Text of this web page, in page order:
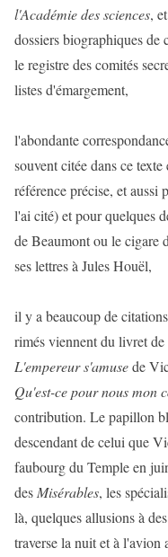
l'Académie des sciences,
dossiers biographiques de
le registre des comités
listes d'émargement,
l'abondante
souvent citée dans ce
référence précise, et aussi
l'ai cité) et pour quelques
de Beaumont ou le cigare
ses lettres à Jules Houël,
il y a beaucoup de
rimés viennent du livret
L'empereur s'amusede
Qu'est-ce pour nous mon
contribution. Le papillon
descendant de celui que
faubourg du Temple en
desMisérables, les
là, quelques allusions à
traverse la nuit et à l'avion